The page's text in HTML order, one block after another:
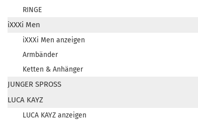
RINGE
iXXXi Men
iXXXi Men anzeigen
Armbänder
Ketten & Anhänger
JUNGER SPROSS
LUCA KAYZ
LUCA KAYZ anzeigen